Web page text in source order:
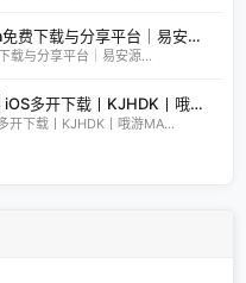
iPA应用商店_iOS免签安装,ipa免费下载与分享平台｜易安源&酷卡软件
载与分享平台｜易安源...
科技虎丨iOSDK丨iOS资源网 | iOS多开下载丨KJHDK丨哦游MAX丨iPA商店丨凸游 | iPA软件免费砸壳下载丨iOSiPA丨苹果多开丨全网最优秀的iPA资源下载网站
开下载丨KJHDK丨哦游MA...